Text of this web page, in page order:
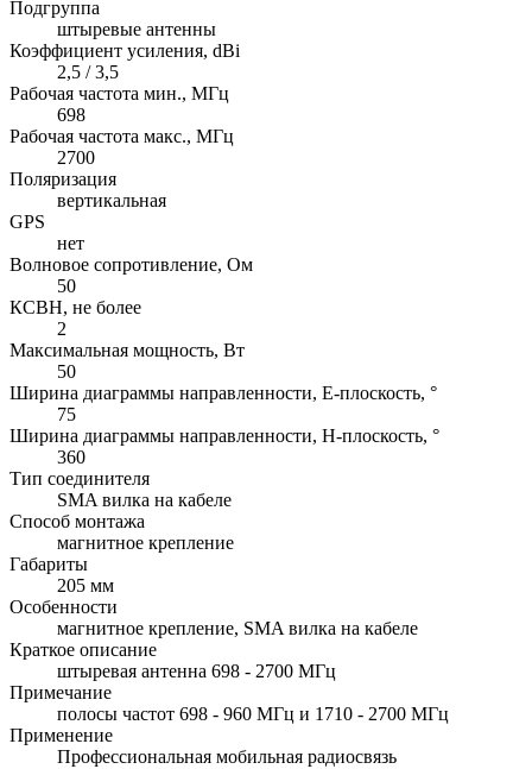
Подгруппа
штыревые антенны
Коэффициент усиления, dBi
2,5 / 3,5
Рабочая частота мин., МГц
698
Рабочая частота макс., МГц
2700
Поляризация
вертикальная
GPS
нет
Волновое сопротивление, Ом
50
КСВН, не более
2
Максимальная мощность, Вт
50
Ширина диаграммы направленности, E-плоскость, °
75
Ширина диаграммы направленности, H-плоскость, °
360
Тип соединителя
SMA вилка на кабеле
Способ монтажа
магнитное крепление
Габариты
205 мм
Особенности
магнитное крепление, SMA вилка на кабеле
Краткое описание
штыревая антенна 698 - 2700 МГц
Примечание
полосы частот 698 - 960 МГц и 1710 - 2700 МГц
Применение
Профессиональная мобильная радиосвязь